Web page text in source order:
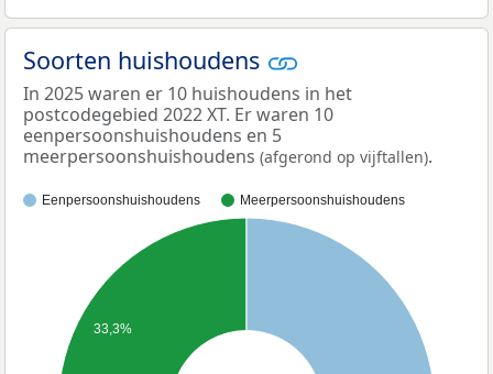
Soorten huishoudens
In 2025 waren er 10 huishoudens in het
postcodegebied 2022 XT. Er waren 10
eenpersoonshuishoudens en 5
meerpersoonshuishoudens (afgerond op vijftallen).
Eenpersoonshuishoudens Meerpersoonshuishoudens
33,3%